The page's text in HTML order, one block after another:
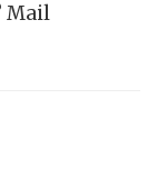
Mail